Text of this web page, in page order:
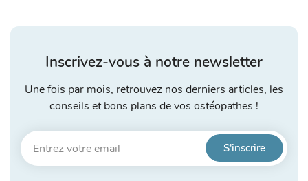
Inscrivez-vous à notre newsletter
Une fois par mois, retrouvez nos derniers articles, les
conseils et bons plans de vos ostéopathes !